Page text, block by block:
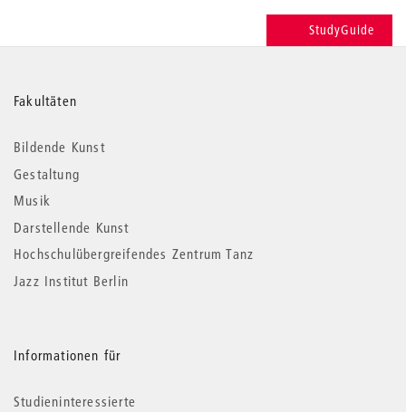
StudyGuide
Weitere
Informationen
Fakultäten
Bildende Kunst
Gestaltung
Musik
Darstellende Kunst
Hochschulübergreifendes Zentrum Tanz
Jazz Institut Berlin
Informationen für
Studieninteressierte